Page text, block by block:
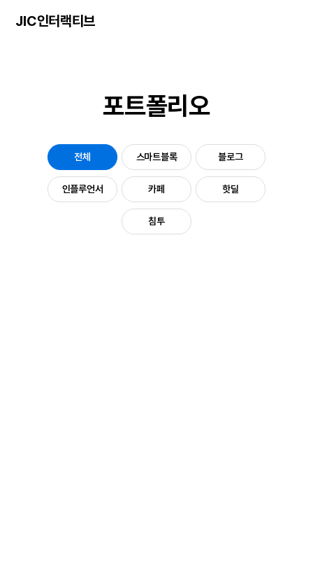
JIC인터랙티브
포트폴리오
전체 스마트블록 블로그
인플루언서 카페 핫딜
침투